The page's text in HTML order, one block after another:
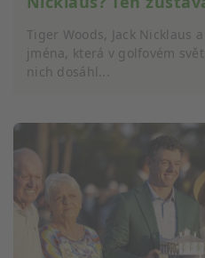
Tiger Woods, Jack Nicklaus
jména, která v golfovém
nich dosáhl...
vyžádaných informací
Účely zpracování, které
Nezbytné
Reklamní